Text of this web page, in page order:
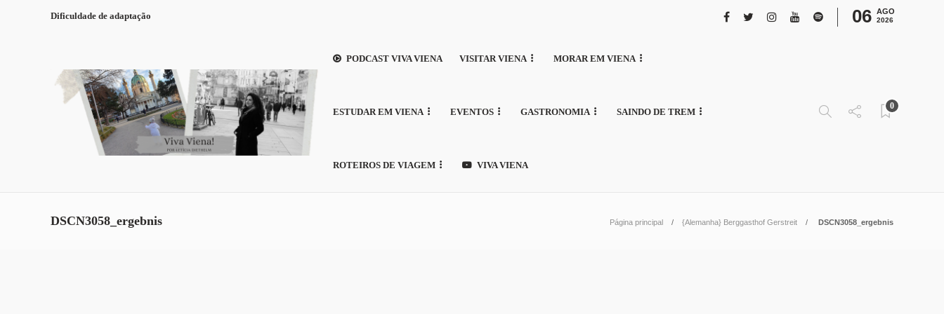
Dificuldade de adaptação 06 AGO
2026
PODCAST VIVA VIENA VISITAR VIENA MORAR EM VIENA
ESTUDAR EM VIENA EVENTOS GASTRONOMIA SAINDO DE TREM
ROTEIROS DE VIAGEM VIVA VIENA
0
DSCN3058_ergebnis Página principal {Alemanha} Berggasthof Gerstreit DSCN3058_ergebnis